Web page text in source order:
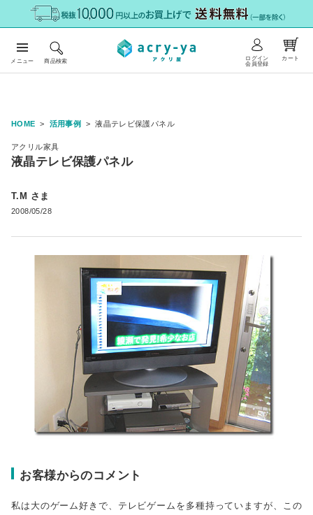
メニュー 商品検索
ログイン
会員登録
カート
HOME 活用事例 液晶テレビ保護パネル
アクリル家具
液晶テレビ保護パネル
T.M さま
2008/05/28
お客様からのコメント
私は大のゲーム好きで、テレビゲームを多種持っていますが、この